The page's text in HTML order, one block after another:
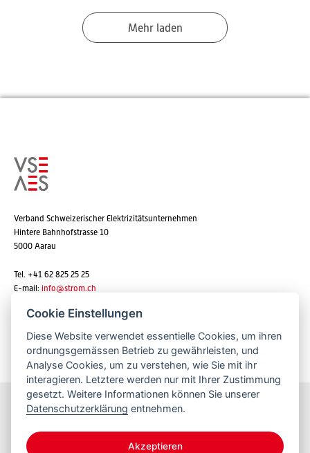
Mehr laden
Verband Schweizerischer Elektrizitätsunternehmen
Hintere Bahnhofstrasse 10
5000 Aarau
Tel. +41 62 825 25 25
E-mail: info@strom.ch
Newsletter abonnieren
Bleiben Sie informiert
Cookie Einstellungen
Diese Website verwendet essentielle Cookies, um ihren
ordnungsgemässen Betrieb zu gewährleisten, und
Analyse Cookies, um zu verstehen, wie Sie mit ihr
interagieren. Letztere werden nur mit Ihrer Zustimmung
gesetzt. Weitere Informationen können Sie unserer
Datenschutzerklärung entnehmen.
Akzeptieren